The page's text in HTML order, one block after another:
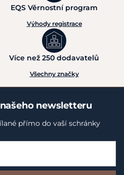
EQS Věrnostní program
Výhody registrace
Více než 250 dodavatelů
Všechny značky
newsletteru
přímo do vaší schránky